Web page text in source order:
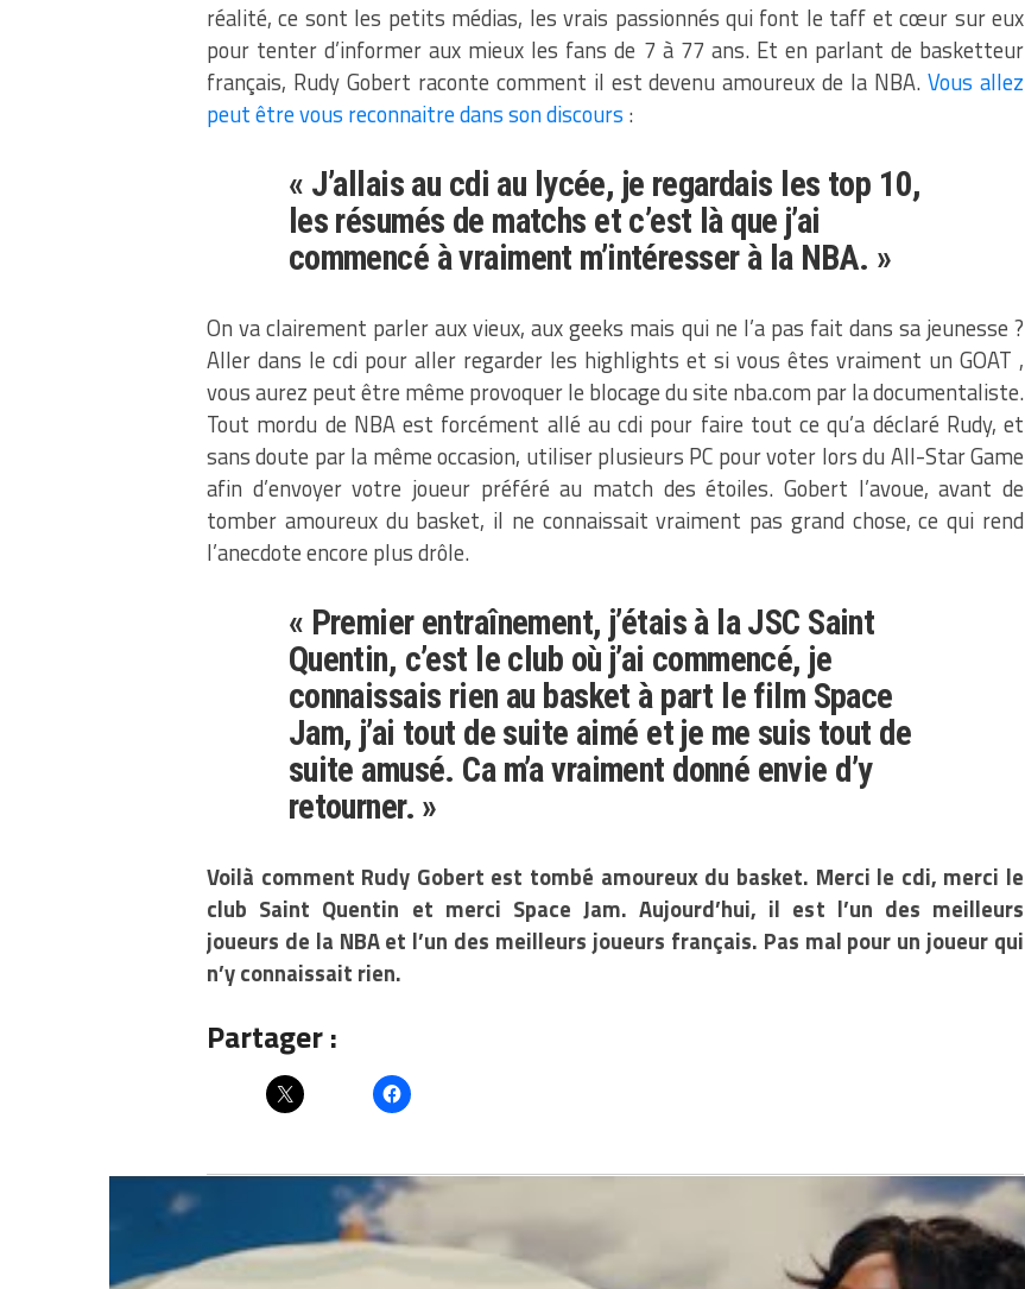
réalité, ce sont les petits médias, les vrais passionnés qui font le taff et cœur sur eux
pour tenter d’informer aux mieux les fans de 7 à 77 ans. Et en parlant de basketteur
français, Rudy Gobert raconte comment il est devenu amoureux de la NBA. Vous allez
peut être vous reconnaitre dans son discours :
« J’allais au cdi au lycée, je regardais les top 10,
les résumés de matchs et c’est là que j’ai
commencé à vraiment m’intéresser à la NBA. »
On va clairement parler aux vieux, aux geeks mais qui ne l’a pas fait dans sa jeunesse ?
Aller dans le cdi pour aller regarder les highlights et si vous êtes vraiment un GOAT ,
vous aurez peut être même provoquer le blocage du site nba.com par la documentaliste.
Tout mordu de NBA est forcément allé au cdi pour faire tout ce qu’a déclaré Rudy, et
sans doute par la même occasion, utiliser plusieurs PC pour voter lors du All-Star Game
afin d’envoyer votre joueur préféré au match des étoiles. Gobert l’avoue, avant de
tomber amoureux du basket, il ne connaissait vraiment pas grand chose, ce qui rend
l’anecdote encore plus drôle.
« Premier entraînement, j’étais à la JSC Saint
Quentin, c’est le club où j’ai commencé, je
connaissais rien au basket à part le film Space
Jam, j’ai tout de suite aimé et je me suis tout de
suite amusé. Ca m’a vraiment donné envie d’y
retourner. »
Voilà comment Rudy Gobert est tombé amoureux du basket. Merci le cdi, merci le
club Saint Quentin et merci Space Jam. Aujourd’hui, il est l’un des meilleurs
joueurs de la NBA et l’un des meilleurs joueurs français. Pas mal pour un joueur qui
n’y connaissait rien.
Partager :